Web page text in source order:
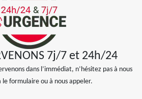
7j/7 et 24h/24
dans l’immédiat, n’hésitez pas à nous
formulaire ou à nous appeler.